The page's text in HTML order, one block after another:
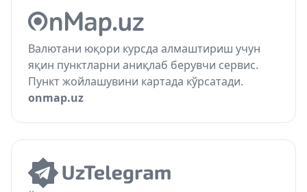
Валютани юқори курсда алмаштириш учун
яқин пунктларни аниқлаб берувчи сервис.
Пункт жойлашувини картада кўрсатади.
onmap.uz